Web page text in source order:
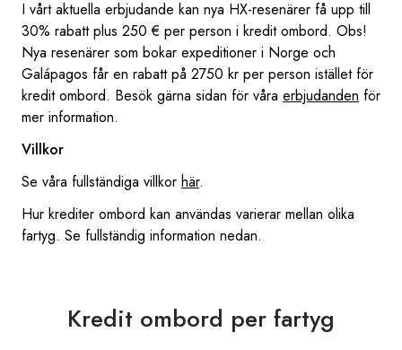
I vårt aktuella erbjudande kan nya HX-resenärer få upp till
30% rabatt plus 250 € per person i kredit ombord. Obs!
Nya resenärer som bokar expeditioner i Norge och
Galápagos får en rabatt på 2750 kr per person istället för
kredit ombord. Besök gärna sidan för våra erbjudanden för
mer information.
Villkor
Se våra fullständiga villkor här.
Hur krediter ombord kan användas varierar mellan olika
fartyg. Se fullständig information nedan.
Kredit ombord per fartyg